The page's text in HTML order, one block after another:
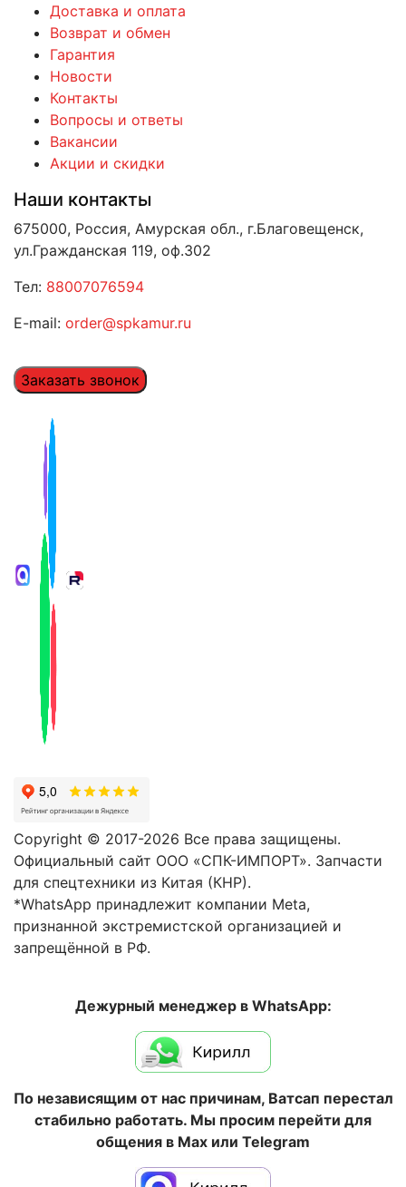
Доставка и оплата
Возврат и обмен
Гарантия
Новости
Контакты
Вопросы и ответы
Вакансии
Акции и скидки
Наши контакты
675000, Россия, Амурская обл., г.Благовещенск,
ул.Гражданская 119, оф.302
Тел: 88007076594
E-mail: order@spkamur.ru
Заказать звонок
Copyright © 2017-2026 Все права защищены.
Официальный сайт ООО «СПК-ИМПОРТ». Запчасти
для спецтехники из Китая (КНР).
*WhatsApp принадлежит компании Meta,
признанной экстремистской организацией и
запрещённой в РФ.
Дежурный менеджер в WhatsApp:
По независящим от нас причинам, Ватсап перестал
стабильно работать. Мы просим перейти для
общения в Max или Telegram